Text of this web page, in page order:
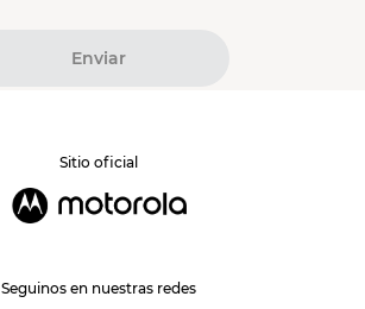
Enviar
Sitio oficial
Seguinos en nuestras redes